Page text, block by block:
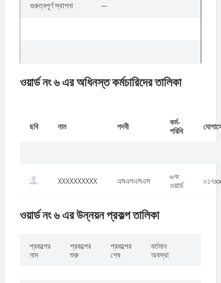
গুরুত্বপূর্ণ স্থাপনা —
ওয়ার্ড নং ৬ এর অধিনস্ত কর্মচারিদের তালিকা
ছবি নাম পদবী
কর্ম-
পরিধি
XXXXXXXXXX এমএলএসএস
৬নং
ওয়ার্ড
ওয়ার্ড নং ৬ এর উন্নয়ন প্রকল্প তালিকা
প্রকল্পের
নাম
প্রকল্পের
শুরু
প্রকল্পের
শেষ
বর্তমান
অবস্থা